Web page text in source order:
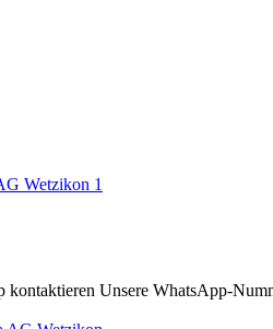
kontaktieren Unsere WhatsApp-